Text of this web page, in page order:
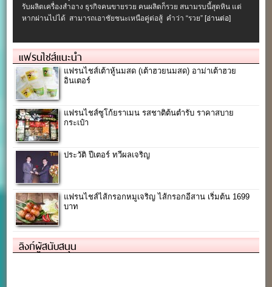
รับผลิตเครื่องสําอาง ธุรกิจคนขายรวย คนผลิตก็รวย สนามรบนี้สุดหิน แต่
หากผ่านไปได้ สามารถเอาชัยชนะเหนือคู่ต่อสู้ คำว่า “รวย”[อ่านต่อ]
แฟรนไชส์แนะนำ
แฟรนไชส์เต้าหู้นมสด (เต้าฮวยนมสด) อาม่าเต้าฮวย
อินเตอร์
แฟรนไชส์ซูโก้ยราเมน รสชาติต้นตำรับ ราคาสบาย
กระเป๋า
ประวัติ ปีเตอร์ ทวีผลเจริญ
แฟรนไชส์ไส้กรอกหมูเจริญ ไส้กรอกอีสาน เริ่มต้น 1699
บาท
ลิงก์ผู้สนับสนุน